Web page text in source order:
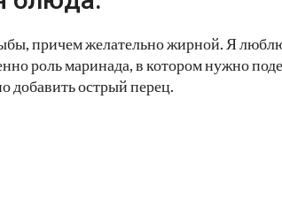
причем желательно жирной. Я
роль маринада, в котором нужно
добавить острый перец.